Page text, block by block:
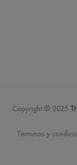
Copyright © 2025
Términos y